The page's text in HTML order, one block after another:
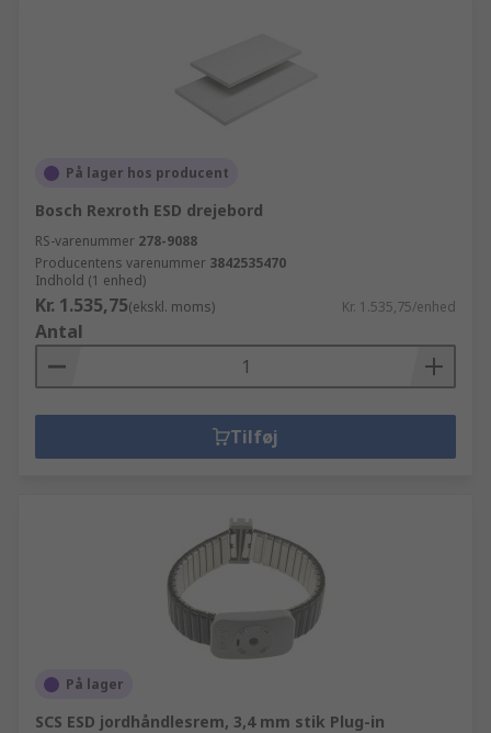
På lager hos producent
Bosch Rexroth ESD drejebord
RS-varenummer 278-9088
Producentens varenummer 3842535470
Indhold (1 enhed)
Kr. 1.535,75(ekskl. moms) Kr. 1.535,75/enhed
Antal
Tilføj
På lager
SCS ESD jordhåndlesrem, 3,4 mm stik Plug-in